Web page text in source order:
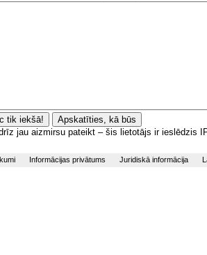
jau aizmirsu pateikt – šis lietotājs ir ieslēdzis
Informācijas privātums Juridiskā informācija